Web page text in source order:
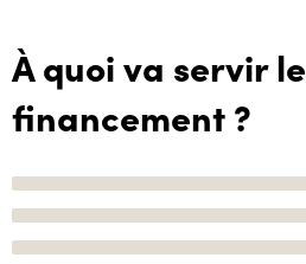
À quoi va servir le
financement ?